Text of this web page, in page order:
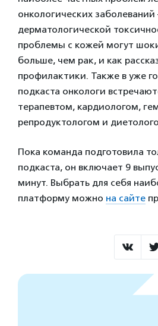
онкологических заболеваний
дерматологической
проблемы с кожей могут
больше, чем рак, и как
профилактики. Также в уже
подкаста онкологи
терапевтом, кардиологом,
репродуктологом и
Пока команда подготовила
подкаста, он включает 9
минут. Выбрать для себя
платформу можно на сайте